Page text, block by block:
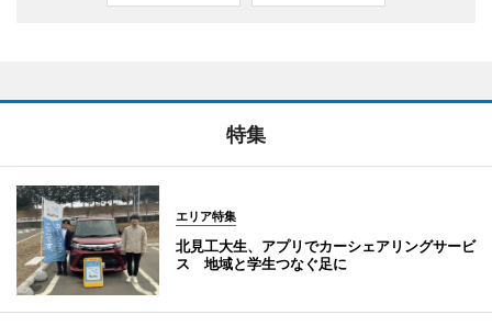
特集
エリア特集
北見工大生、アプリでカーシェアリングサービ
ス 地域と学生つなぐ足に